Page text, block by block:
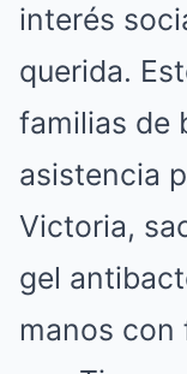
interés
querida.
familias de
asistencia
Victoria,
gel
manos con